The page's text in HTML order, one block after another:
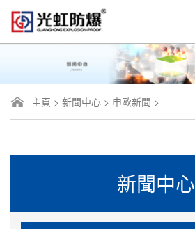
主頁 > 新聞中心 > 申歐新聞 >
新聞中心